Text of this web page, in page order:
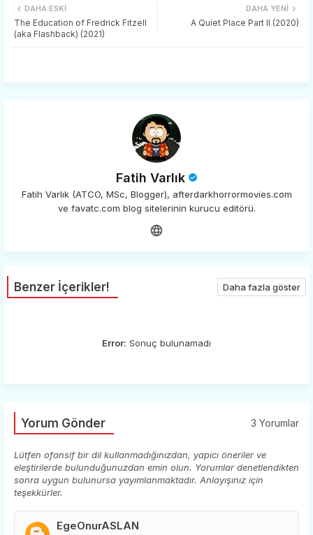
ats
DAHA YENI
A Quiet Place Part II (2020)
DAHA ESKI
The Education of Fredrick Fitzell
(aka Flashback) (2021)
Fatih Varlık
Fatih Varlık (ATCO, MSc, Blogger), afterdarkhorrormovies.com
ve favatc.com blog sitelerinin kurucu editörü.
Benzer İçerikler! Daha fazla göster
Error: Sonuç bulunamadı
Yorum Gönder 3 Yorumlar
Lütfen ofansif bir dil kullanmadığınızdan, yapıcı öneriler ve
eleştirilerde bulunduğunuzdan emin olun. Yorumlar denetlendikten
sonra uygun bulunursa yayımlanmaktadır. Anlayışınız için
teşekkürler.
EgeOnurASLAN